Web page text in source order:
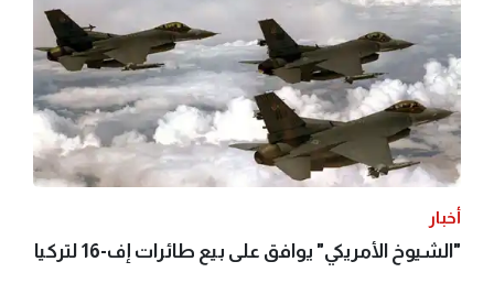
أخبار
"الشيوخ الأمريكي" يوافق على بيع طائرات إف-16 لتركيا